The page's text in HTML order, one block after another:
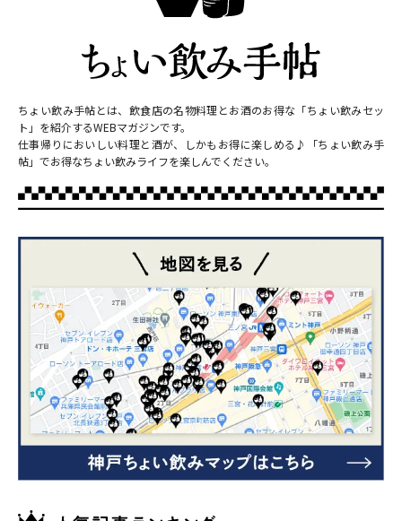
ちょい飲み手帖とは、飲食店の名物料理とお酒のお得な「ちょい飲みセッ
ト」を紹介するWEBマガジンです。
仕事帰りにおいしい料理と酒が、しかもお得に楽しめる♪「ちょい飲み手
帖」でお得なちょい飲みライフを楽しんでください。